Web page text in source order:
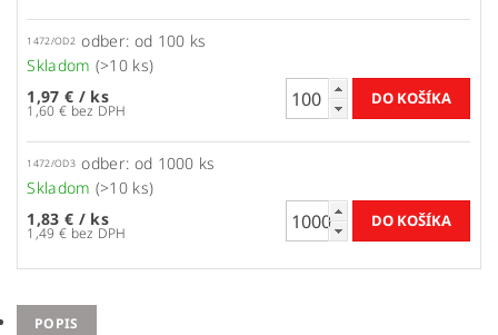
1472/OD2 odber: od 100 ks
Skladom (>10 ks)
1,97 € / ks
1,60 € bez DPH
1472/OD3 odber: od 1000 ks
Skladom (>10 ks)
1,83 € / ks
1,49 € bez DPH
POPIS